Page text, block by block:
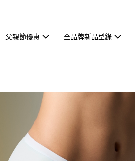
父親節優惠 全品牌新品型錄